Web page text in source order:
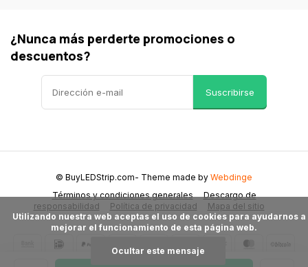
¿Nunca más perderte promociones o
descuentos?
Suscribirse
Términos y condiciones generales
Descargo de
responsabilidad
Política de privacidad Mapa del sitio
© BuyLEDStrip.com- Theme made by Webdinge
mejorar el funcionamiento de esta página web.
Ocultar este mensaje